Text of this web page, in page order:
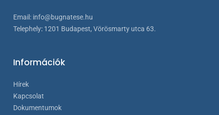
Email: info@bugnatese.hu
Telephely: 1201 Budapest, Vörösmarty utca 63.
Információk
Hírek
Kapcsolat
Dokumentumok